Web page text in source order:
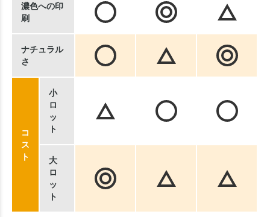
濃色への印
刷
ナチュラル
さ
コ
ス
ト
小
ロ
ッ
ト
大
ロ
ッ
ト